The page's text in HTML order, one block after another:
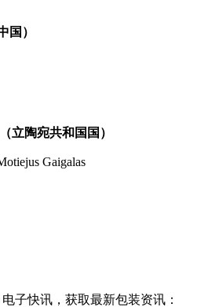
国）
立陶宛共和国国）
Gaigalas
子快讯，获取最新包装资讯：